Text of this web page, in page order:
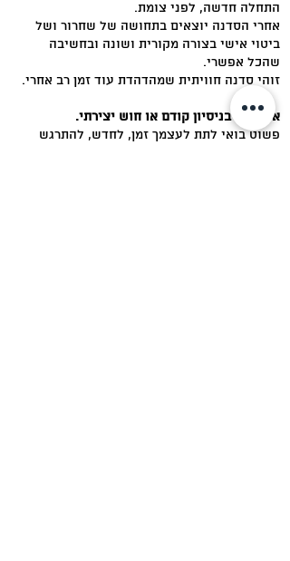
התחלה חדשה, לפני צומת.
אחרי הסדנה יוצאים בתחושה של שחרור ושל
ביטוי אישי בצורה מקורית ושונה ובחשיבה
שהכל אפשרי.
זוהי סדנה חוויתית שמהדהדת עוד זמן רב אחרי.
אין צורך בניסיון קודם או חוש יצירתי.
פשוט בואי לתת לעצמך זמן, לחדש, להתרגש